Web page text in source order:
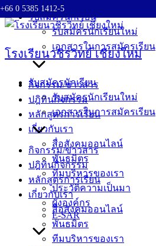
Skip
to
+66 0 5385 1412-5
โรงเรียนวชิรวิทย์ เชียงใหม่
รับสมัครนักเรียน
รับสมัครนักเรียนใหม่
เอกสารในการสมัครเรียน
กิจกรรม/ข่าวสาร
ปฎิทินกิจกรรม
หลักสูตรการเรียน
เกี่ยวกับเรา
สื่อสังคมออนไลน์
พันธมิตร
ทีมบริหารของเรา
รับสมัครนักเรียน
รับสมัครนักเรียนใหม่
เอกสารในการสมัครเรียน
กิจกรรม/ข่าวสาร
ปฎิทินกิจกรรม
หลักสูตรการเรียน
เกี่ยวกับเรา
สื่อสังคมออนไลน์
พันธมิตร
ทีมบริหารของเรา
ประวัติความเป็นมา
ผังองค์กร
E-SAR